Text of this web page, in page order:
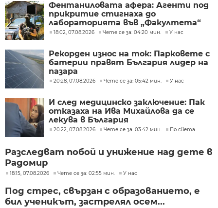
Фентаниловата афера: Агенти под
прикритие стигнаха до
лабораторията във „Факултета“
18:02, 07.08.2026 Чете се за: 04:20 мин. У нас
Рекорден износ на ток: Парковете с
батерии правят България лидер на
пазара
20:28, 07.08.2026 Чете се за: 05:42 мин. У нас
И след медицинско заключение: Пак
отказаха на Ива Михайлова да се
лекува в България
20:22, 07.08.2026 Чете се за: 03:42 мин. По света
Разследват побой и унижение над дете в
Радомир
18:15, 07.08.2026 Чете се за: 02:55 мин. У нас
Под стрес, свързан с образованието, е
бил ученикът, застрелял осем...